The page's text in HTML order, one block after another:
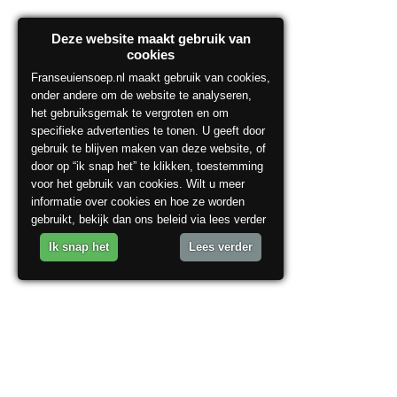
Deze website maakt gebruik van
cookies
Franseuiensoep.nl maakt gebruik van cookies,
onder andere om de website te analyseren,
het gebruiksgemak te vergroten en om
specifieke advertenties te tonen. U geeft door
gebruik te blijven maken van deze website, of
door op “ik snap het” te klikken, toestemming
voor het gebruik van cookies. Wilt u meer
informatie over cookies en hoe ze worden
gebruikt, bekijk dan ons beleid via lees verder
Ik snap het Lees verder